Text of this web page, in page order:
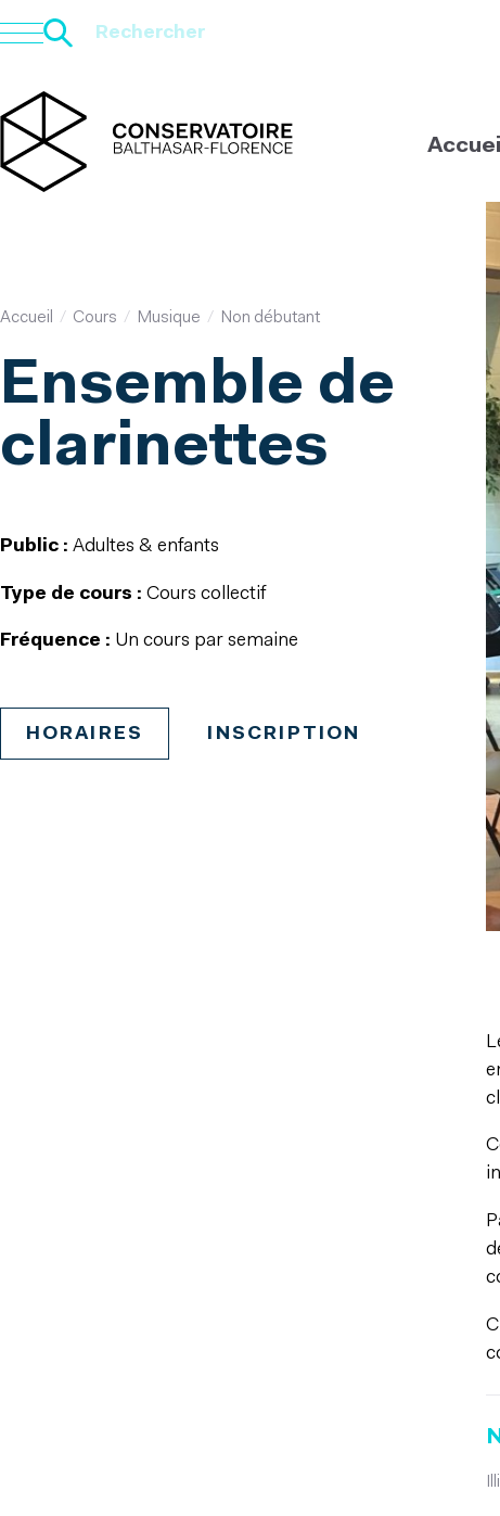
au
principal
Accueil Cours Musique Non débutant
Ensemble de
clarinettes
Public : Adultes & enfants
Type de cours : Cours collectif
Fréquence : Un cours par semaine
HORAIRES INSCRIPTION